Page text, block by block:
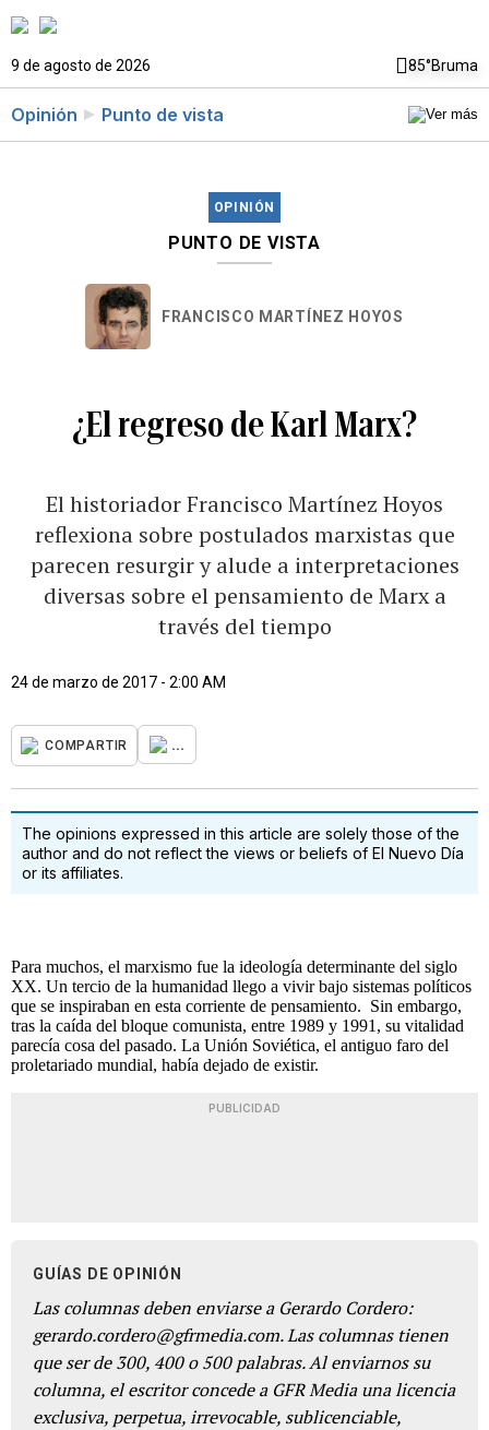
9 de agosto de 2026 85°Bruma
Opinión Punto de vista
OPINIÓN
PUNTO DE VISTA
FRANCISCO MARTÍNEZ HOYOS
¿El regreso de Karl Marx?
El historiador Francisco Martínez Hoyos
reflexiona sobre postulados marxistas que
parecen resurgir y alude a interpretaciones
diversas sobre el pensamiento de Marx a
través del tiempo
24 de marzo de 2017 - 2:00 AM
COMPARTIR ...
The opinions expressed in this article are solely those of the
author and do not reflect the views or beliefs of El Nuevo Día
or its affiliates.
Para muchos, el marxismo fue la ideología determinante del siglo
XX. Un tercio de la humanidad llego a vivir bajo sistemas políticos
que se inspiraban en esta corriente de pensamiento. Sin embargo,
tras la caída del bloque comunista, entre 1989 y 1991, su vitalidad
parecía cosa del pasado. La Unión Soviética, el antiguo faro del
proletariado mundial, había dejado de existir.
PUBLICIDAD
GUÍAS DE OPINIÓN
Las columnas deben enviarse a Gerardo Cordero:
gerardo.cordero@gfrmedia.com. Las columnas tienen
que ser de 300, 400 o 500 palabras. Al enviarnos su
columna, el escritor concede a GFR Media una licencia
exclusiva, perpetua, irrevocable, sublicenciable,